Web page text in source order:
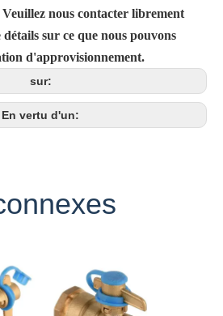
nous contacter librement
sur ce que nous pouvons
d'approvisionnement.
sur:
En vertu d'un: